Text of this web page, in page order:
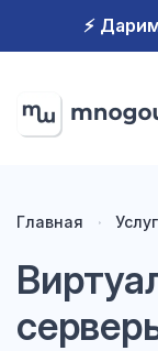
⚡️
Главная